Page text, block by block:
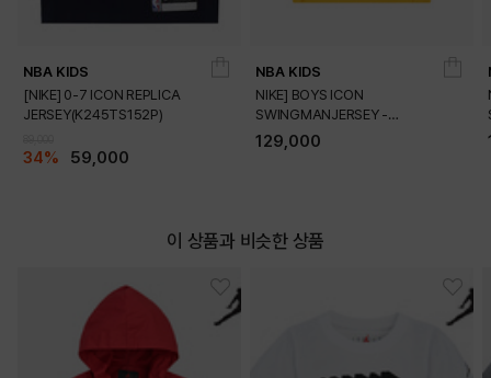
DETAILS
NBA KIDS
[NIKE] 0-7 ICON REPLICA
JERSEY(K245TS152P)
34% 59,000
NBA KIDS
NIKE] BOYS ICON
SWINGMANJERSEY -
PLAYER(K245TS054P)
129,000
이 상품과 비슷한 상품